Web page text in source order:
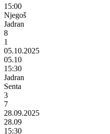
15:00
Njegoš
Jadran
8
1
05.10.2025
05.10
15:30
Jadran
Senta
3
7
28.09.2025
28.09
15:30